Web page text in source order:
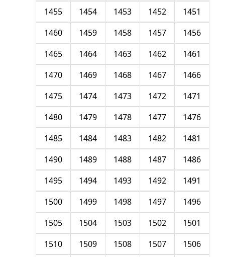
1451
1452
1453
1454
1455
1456
1457
1458
1459
1460
1461
1462
1463
1464
1465
1466
1467
1468
1469
1470
1471
1472
1473
1474
1475
1476
1477
1478
1479
1480
1481
1482
1483
1484
1485
1486
1487
1488
1489
1490
1491
1492
1493
1494
1495
1496
1497
1498
1499
1500
1501
1502
1503
1504
1505
1506
1507
1508
1509
1510